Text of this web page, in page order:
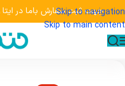
Skip to navigation
Skip to main content
جهت ثبت سفارش باما در ایتا و بله در